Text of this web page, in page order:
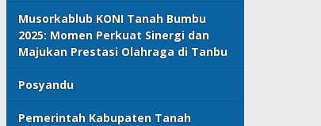
Musorkablub KONI Tanah Bumbu
2025: Momen Perkuat Sinergi dan
Majukan Prestasi Olahraga di Tanbu
Posyandu
Pemerintah Kabupaten Tanah